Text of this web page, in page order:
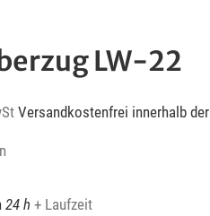
LW-22
Versandkostenfrei innerhalb der
24 h + Laufzeit